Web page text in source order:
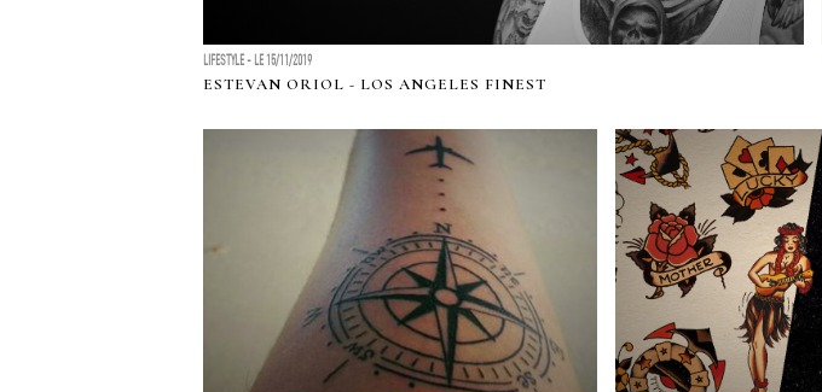
LIFESTYLE - LE 15/11/2019
ESTEVAN ORIOL - LOS ANGELES FINEST